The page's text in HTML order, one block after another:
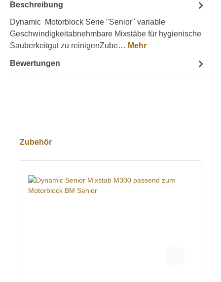
Beschreibung
Dynamic Motorblock Serie "Senior" variable
Geschwindigkeitabnehmbare Mixstäbe für hygienische
Sauberkeitgut zu reinigenZube… Mehr
Bewertungen
Produktgalerie überspringen
Zubehör